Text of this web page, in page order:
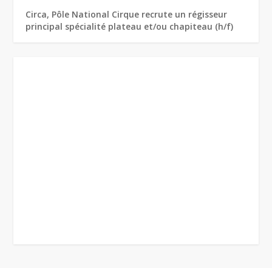
Circa, Pôle National Cirque recrute un régisseur
principal spécialité plateau et/ou chapiteau (h/f)